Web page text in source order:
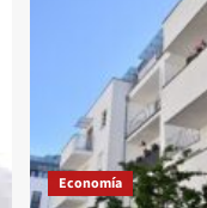
Economía